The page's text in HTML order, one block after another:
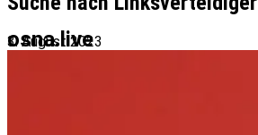
osna.live
3. August 2023